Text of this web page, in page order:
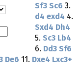
Sf3 Sc6 3.
d4 exd4 4.
Sxd4 Dh4
5. Sc3 Lb4
6. Dd3 Sf6
De6 11. Dxe4 Lxc3+